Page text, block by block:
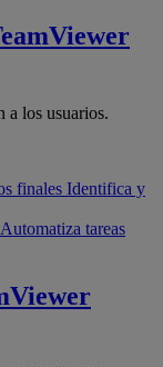
a los usuarios.
finales Identifica y
Automatiza tareas